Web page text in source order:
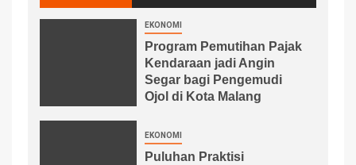
EKONOMI
Program Pemutihan Pajak
Kendaraan jadi Angin
Segar bagi Pengemudi
Ojol di Kota Malang
EKONOMI
Puluhan Praktisi